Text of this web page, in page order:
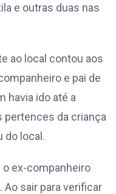
e outras duas nas
ao local contou aos
e pai de
havia ido até a
pertences da criança
do local.
o ex-companheiro
sair para verificar